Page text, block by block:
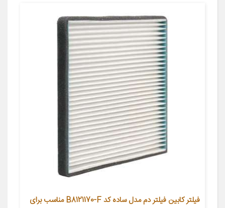
فیلتر کابین فیلتر دم مدل ساده کد B8121170-F مناسب برای